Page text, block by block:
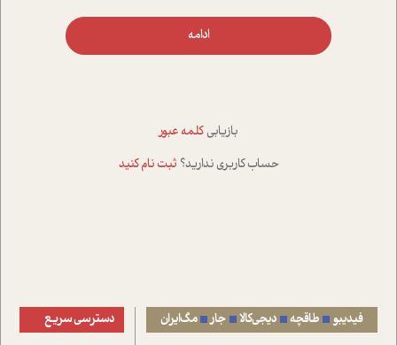
ادامه
بازیابی کلمه عبور
حساب کاربری ندارید؟ ثبت نام کنید
فیدیبو طاقچه دیجی‌کالا جار مگ‌ایران دسترسی سریع